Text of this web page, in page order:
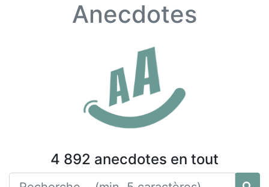
Anecdotes
4 892 anecdotes en tout